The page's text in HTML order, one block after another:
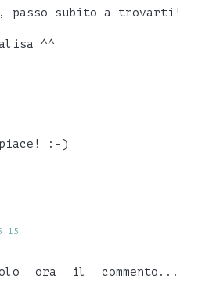
passo subito a trovarti!
^^
piace! :-)
ora il commento...